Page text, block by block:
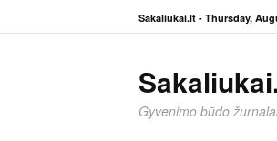
Sakaliukai.lt - Thursday,
Gyvenimo būdo